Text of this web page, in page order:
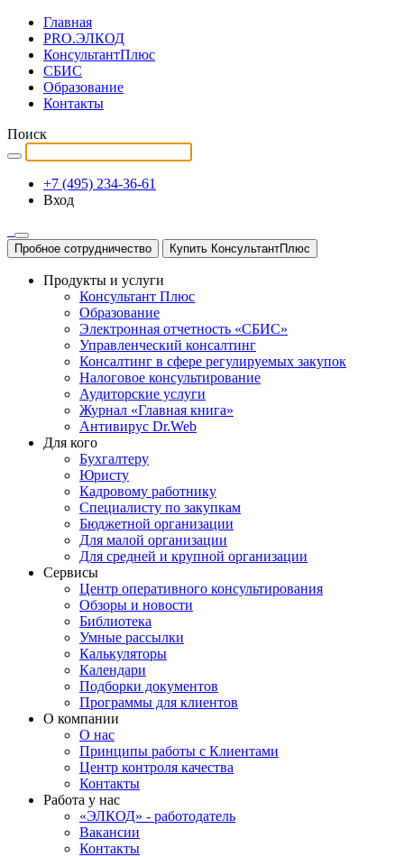
Главная
PRO.ЭЛКОД
КонсультантПлюс
СБИС
Образование
Контакты
Поиск
+7 (495) 234-36-61
Вход
Пробное сотрудничество Купить КонсультантПлюс
Продукты и услуги
Консультант Плюс
Образование
Электронная отчетность «СБИС»
Управленческий консалтинг
Консалтинг в сфере регулируемых закупок
Налоговое консультирование
Аудиторские услуги
Журнал «Главная книга»
Антивирус Dr.Web
Для кого
Бухгалтеру
Юристу
Кадровому работнику
Специалисту по закупкам
Бюджетной организации
Для малой организации
Для средней и крупной организации
Сервисы
Центр оперативного консультирования
Обзоры и новости
Библиотека
Умные рассылки
Калькуляторы
Календари
Подборки документов
Программы для клиентов
О компании
О нас
Принципы работы с Клиентами
Центр контроля качества
Контакты
Работа у нас
«ЭЛКОД» - работодатель
Вакансии
Контакты